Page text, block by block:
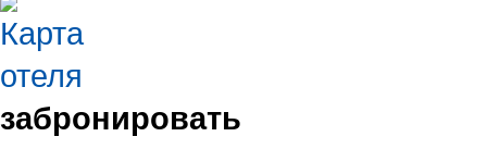
забронировать